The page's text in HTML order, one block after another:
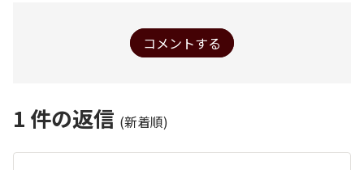
コメントする
1 件の返信 (新着順)